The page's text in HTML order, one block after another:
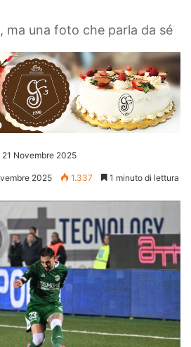
ma una foto che parla da sé
21 Novembre 2025
2025 1.337 1 minuto di lettura